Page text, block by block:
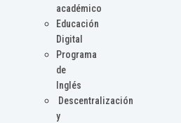
académico
Educación
Digital
Programa
de
Inglés
Descentralización
y